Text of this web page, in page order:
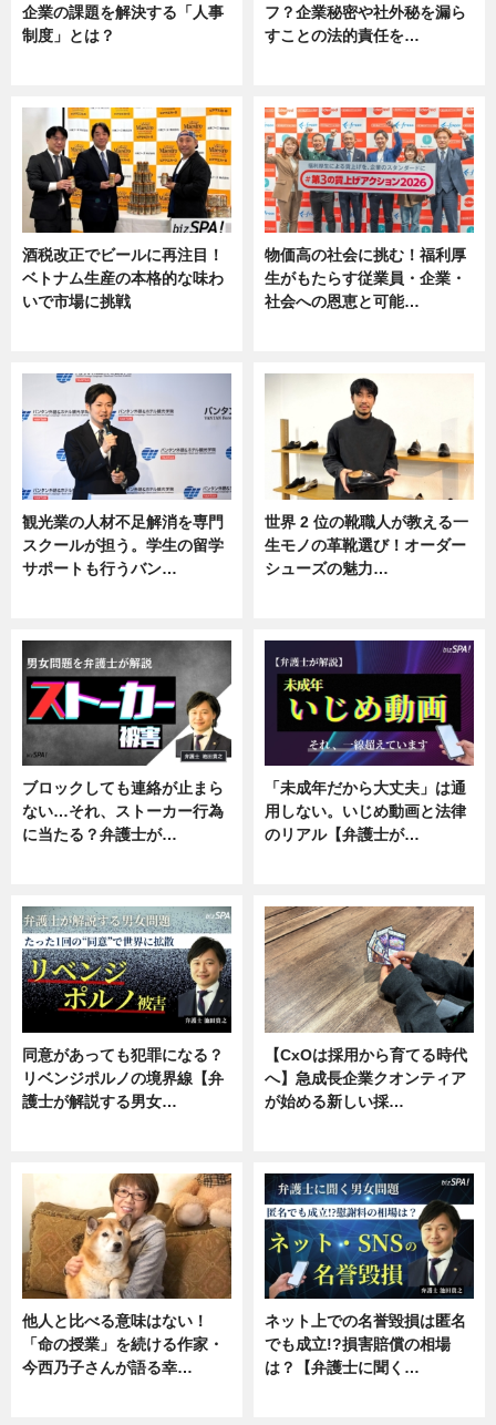
企業の課題を解決する「人事
制度」とは？
フ？企業秘密や社外秘を漏ら
すことの法的責任を…
酒税改正でビールに再注目！
ベトナム生産の本格的な味わ
いで市場に挑戦
物価高の社会に挑む！福利厚
生がもたらす従業員・企業・
社会への恩恵と可能…
観光業の人材不足解消を専門
スクールが担う。学生の留学
サポートも行うバン…
世界 2 位の靴職人が教える一
生モノの革靴選び！オーダー
シューズの魅力…
ブロックしても連絡が止まら
ない…それ、ストーカー行為
に当たる？弁護士が…
「未成年だから大丈夫」は通
用しない。いじめ動画と法律
のリアル【弁護士が…
同意があっても犯罪になる？
リベンジポルノの境界線【弁
護士が解説する男女…
【CxOは採用から育てる時代
へ】急成長企業クオンティア
が始める新しい採…
他人と比べる意味はない！
「命の授業」を続ける作家・
今西乃子さんが語る幸…
ネット上での名誉毀損は匿名
でも成立!?損害賠償の相場
は？【弁護士に聞く…